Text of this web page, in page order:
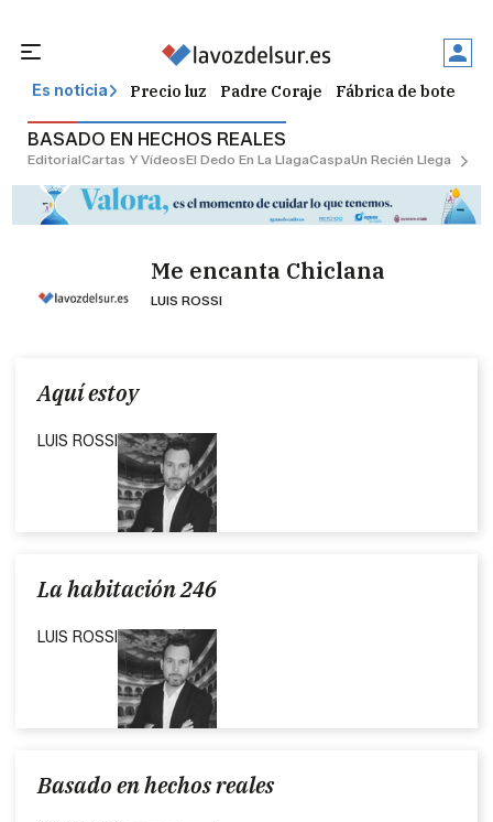
Es noticia Precio luz Padre Coraje Fábrica de botellas
BASADO EN HECHOS REALES
EditorialCartas Y VídeosEl Dedo En La LlagaCaspaUn Recién Llegado
Me encanta Chiclana
LUIS ROSSI
Aquí estoy
LUIS ROSSI
La habitación 246
LUIS ROSSI
Basado en hechos reales